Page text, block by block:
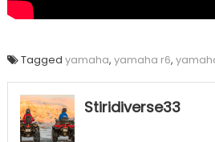
Tagged yamaha, yamaha r6,
Stiridiverse33